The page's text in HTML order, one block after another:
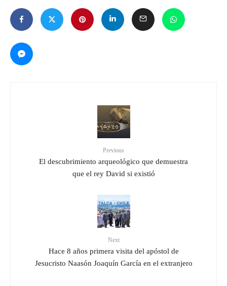
Previous
El descubrimiento arqueológico que demuestra
que el rey David si existió
Next
Hace 8 años primera visita del apóstol de
Jesucristo Naasón Joaquín García en el extranjero